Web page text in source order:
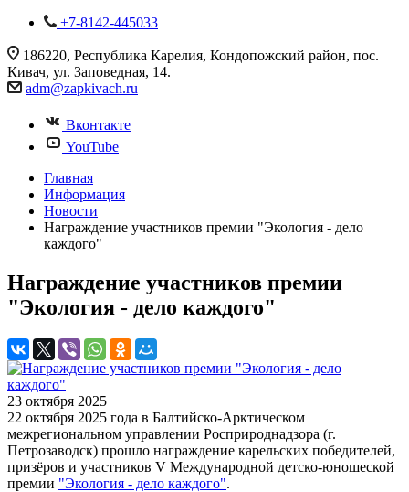
+7-8142-445033
186220, Республика Карелия, Кондопожский район, пос.
Кивач, ул. Заповедная, 14.
adm@zapkivach.ru
Вконтакте
YouTube
Главная
Информация
Новости
Награждение участников премии "Экология - дело
каждого"
Награждение участников премии
"Экология - дело каждого"
23 октября 2025
22 октября 2025 года в Балтийско-Арктическом
межрегиональном управлении Росприроднадзора (г.
Петрозаводск) прошло награждение карельских победителей,
призёров и участников V Международной детско-юношеской
премии "Экология - дело каждого".